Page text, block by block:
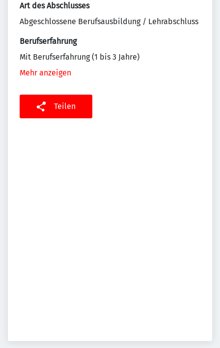
Art des Abschlusses
Abgeschlossene Berufsausbildung / Lehrabschluss
Berufserfahrung
Mit Berufserfahrung (1 bis 3 Jahre)
Mehr anzeigen
Teilen